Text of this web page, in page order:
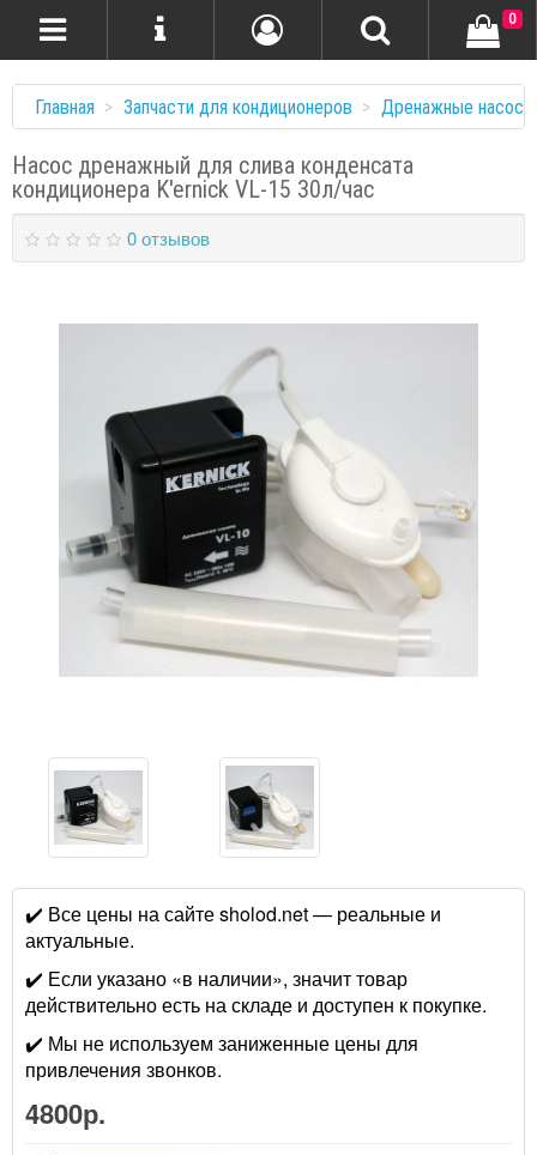
0
Главная Запчасти для кондиционеров Дренажные насосы
Насос дренажный для слива конденсата
кондиционера K'ernick VL-15 30л/час
0 отзывов
✔️ Все цены на сайте sholod.net — реальные и
актуальные.
✔️ Если указано «в наличии», значит товар
действительно есть на складе и доступен к покупке.
✔️ Мы не используем заниженные цены для
привлечения звонков.
4800р.